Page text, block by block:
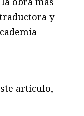
y
artículo,